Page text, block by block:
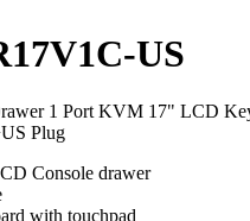
US
1 Port KVM 17" LCD
Plug
Console drawer
with touchpad